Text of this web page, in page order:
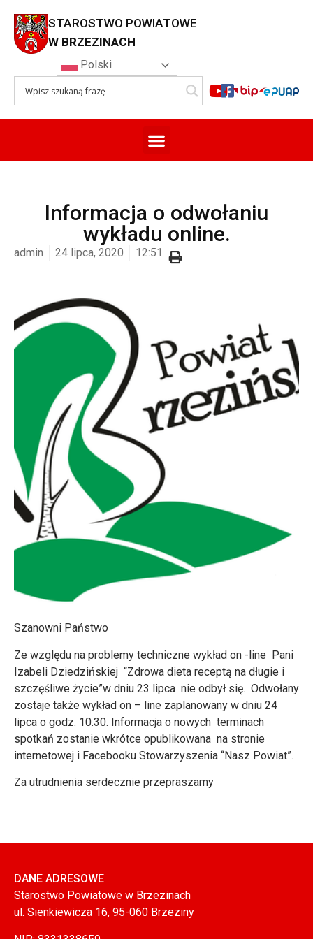
STAROSTWO POWIATOWE
W BRZEZINACH
Polski
Informacja o odwołaniu
wykładu online.
admin 24 lipca, 2020 12:51
Szanowni Państwo
Ze względu na problemy techniczne wykład on -line Pani
Izabeli Dziedzińskiej “Zdrowa dieta receptą na długie i
szczęśliwe życie”w dniu 23 lipca nie odbył się. Odwołany
zostaje także wykład on – line zaplanowany w dniu 24
lipca o godz. 10.30. Informacja o nowych terminach
spotkań zostanie wkrótce opublikowana na stronie
internetowej i Facebooku Stowarzyszenia “Nasz Powiat”.
Za utrudnienia serdecznie przepraszamy
DANE ADRESOWE
Starostwo Powiatowe w Brzezinach
ul. Sienkiewicza 16, 95-060 Brzeziny